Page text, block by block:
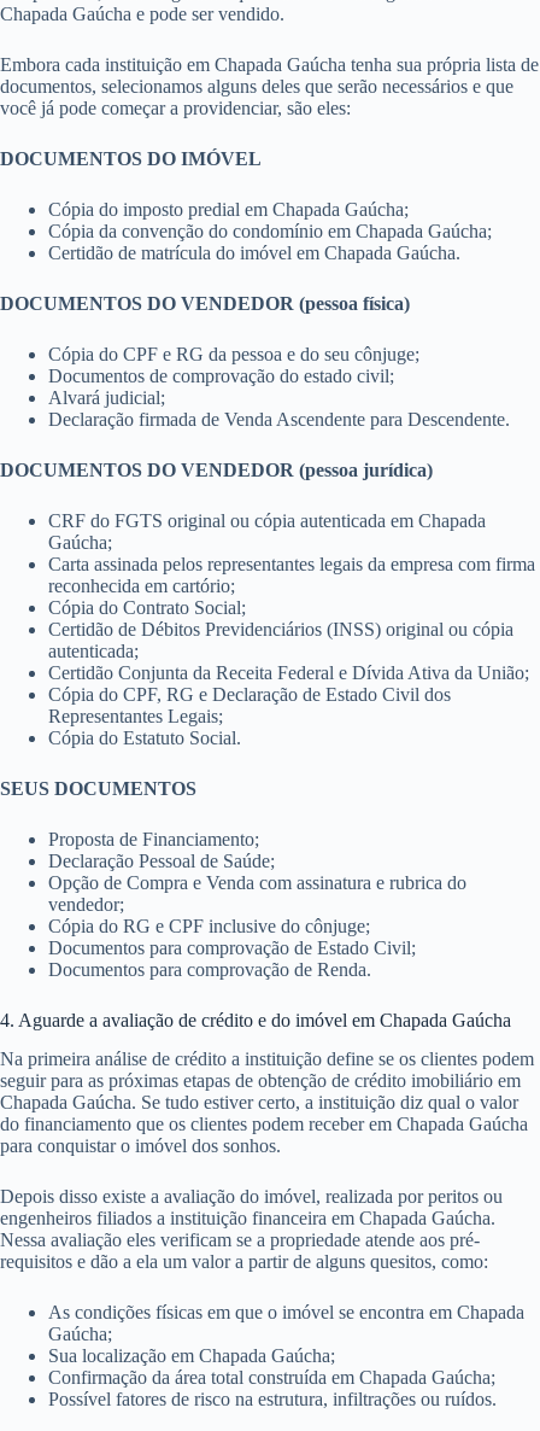
Chapada Gaúcha e pode ser vendido.
Embora cada instituição em Chapada Gaúcha tenha sua própria lista de
documentos, selecionamos alguns deles que serão necessários e que
você já pode começar a providenciar, são eles:
DOCUMENTOS DO IMÓVEL
Cópia do imposto predial em Chapada Gaúcha;
Cópia da convenção do condomínio em Chapada Gaúcha;
Certidão de matrícula do imóvel em Chapada Gaúcha.
DOCUMENTOS DO VENDEDOR (pessoa física)
Cópia do CPF e RG da pessoa e do seu cônjuge;
Documentos de comprovação do estado civil;
Alvará judicial;
Declaração firmada de Venda Ascendente para Descendente.
DOCUMENTOS DO VENDEDOR (pessoa jurídica)
CRF do FGTS original ou cópia autenticada em Chapada
Gaúcha;
Carta assinada pelos representantes legais da empresa com firma
reconhecida em cartório;
Cópia do Contrato Social;
Certidão de Débitos Previdenciários (INSS) original ou cópia
autenticada;
Certidão Conjunta da Receita Federal e Dívida Ativa da União;
Cópia do CPF, RG e Declaração de Estado Civil dos
Representantes Legais;
Cópia do Estatuto Social.
SEUS DOCUMENTOS
Proposta de Financiamento;
Declaração Pessoal de Saúde;
Opção de Compra e Venda com assinatura e rubrica do
vendedor;
Cópia do RG e CPF inclusive do cônjuge;
Documentos para comprovação de Estado Civil;
Documentos para comprovação de Renda.
4. Aguarde a avaliação de crédito e do imóvel em Chapada Gaúcha
Na primeira análise de crédito a instituição define se os clientes podem
seguir para as próximas etapas de obtenção de crédito imobiliário em
Chapada Gaúcha. Se tudo estiver certo, a instituição diz qual o valor
do financiamento que os clientes podem receber em Chapada Gaúcha
para conquistar o imóvel dos sonhos.
Depois disso existe a avaliação do imóvel, realizada por peritos ou
engenheiros filiados a instituição financeira em Chapada Gaúcha.
Nessa avaliação eles verificam se a propriedade atende aos pré-
requisitos e dão a ela um valor a partir de alguns quesitos, como:
As condições físicas em que o imóvel se encontra em Chapada
Gaúcha;
Sua localização em Chapada Gaúcha;
Confirmação da área total construída em Chapada Gaúcha;
Possível fatores de risco na estrutura, infiltrações ou ruídos.